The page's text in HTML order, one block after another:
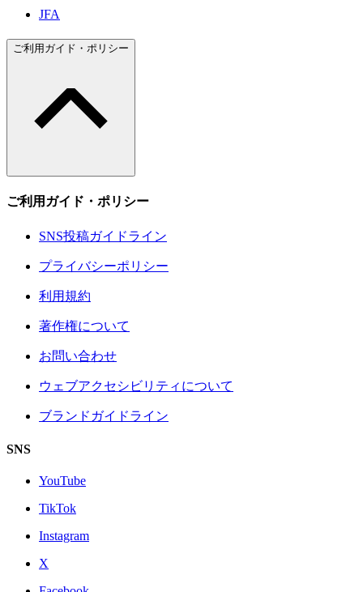
JFA
ご利用ガイド・ポリシー
ご利用ガイド・ポリシー
SNS投稿ガイドライン
プライバシーポリシー
利用規約
著作権について
お問い合わせ
ウェブアクセシビリティについて
ブランドガイドライン
SNS
YouTube
TikTok
Instagram
X